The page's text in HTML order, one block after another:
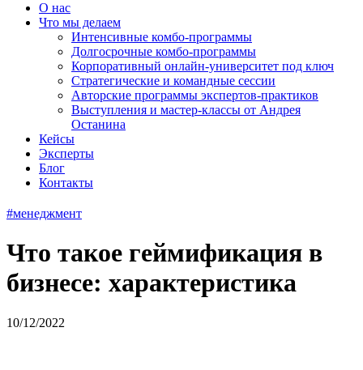
О нас
Что мы делаем
Интенсивные комбо-программы
Долгосрочные комбо-программы
Корпоративный онлайн-университет под ключ
Стратегические и командные сессии
Авторские программы экспертов-практиков
Выступления и мастер-классы от Андрея
Останина
Кейсы
Эксперты
Блог
Контакты
#менеджмент
Что такое геймификация в
бизнесе: характеристика
10/12/2022